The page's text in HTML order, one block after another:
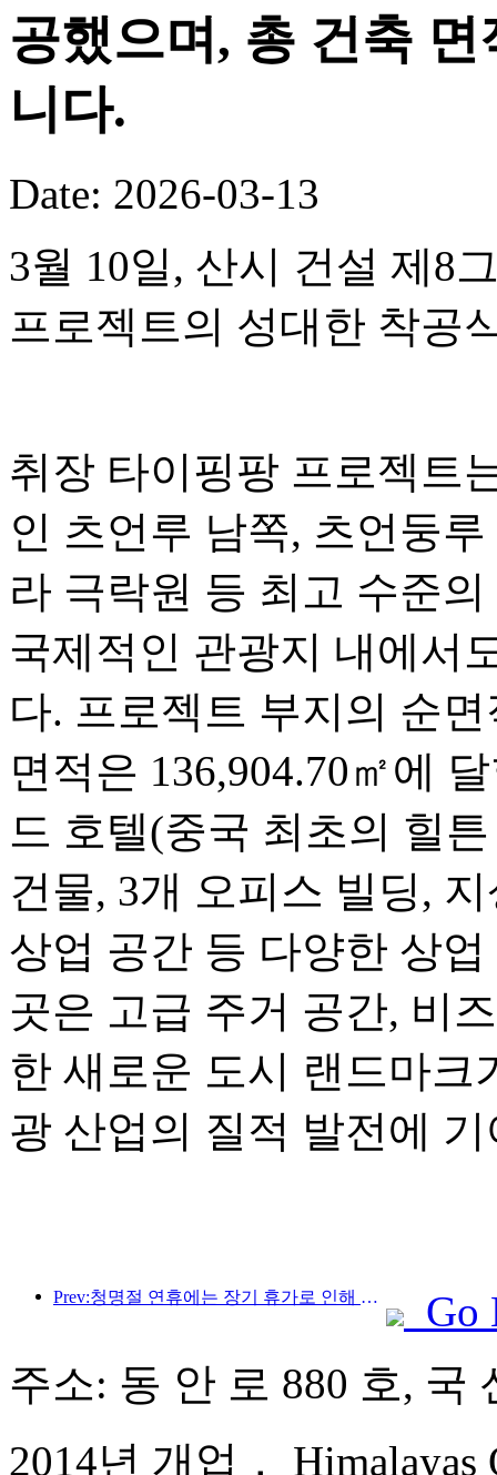
공했으며, 총 건축
니다.
Date: 2026-03-13
3월 10일, 산시 건설 제8
프로젝트의 성대한 착공
취장 타이핑팡 프로젝트
인 츠언루 남쪽, 츠언둥
라 극락원 등 최고 수준
국제적인 관광지 내에서
다. 프로젝트 부지의 순
면적은 136,904.70㎡에
드 호텔(중국 최초의 힐
건물, 3개 오피스 빌딩,
상업 공간 등 다양한 상
곳은 고급 주거 공간, 비
한 새로운 도시 랜드마크
광 산업의 질적 발전에
Prev:청명절 연휴에는 장기 휴가로 인해 여행객이 급증했으며, 나들이와 꽃 구경이 많은 도시에서 방문객 수 증가를 이끌었습니다.
Go
주소: 동 안 로 880 호, 국
2014년 개업， Himalayas